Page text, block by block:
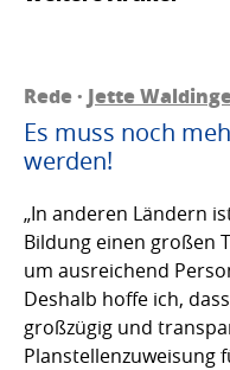
Rede · Jette
Es muss noch
werden!
„In anderen Ländern
Bildung einen großen
um ausreichend
Deshalb hoffe ich,
großzügig und
Planstellenzuweisung